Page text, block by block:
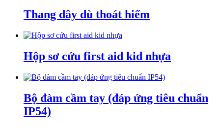
Thang dây dù thoát hiểm
Hộp sơ cứu first aid kid nhựa
Bộ đàm cầm tay (đáp ứng tiêu chuẩn
IP54)